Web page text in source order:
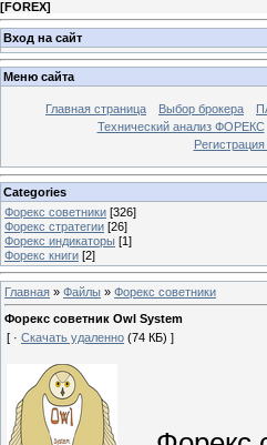
[FOREX]
Вход на сайт
Меню сайта
Главная страница Выбор брокера
Технический анализ ФОРЕКС
Categories
Форекс cоветники [326]
Форекс стратегии [26]
Форекс индикаторы [1]
Форекс книги [2]
Главная » Файлы » Форекс cоветники
Форекс советник Owl System
[ · Скачать удаленно (74 КБ) ]